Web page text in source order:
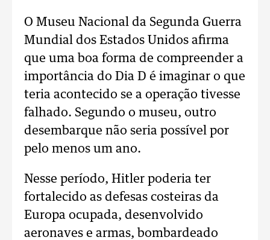
O Museu Nacional da Segunda Guerra
Mundial dos Estados Unidos afirma
que uma boa forma de compreender a
importância do Dia D é imaginar o que
teria acontecido se a operação tivesse
falhado. Segundo o museu, outro
desembarque não seria possível por
pelo menos um ano.
Nesse período, Hitler poderia ter
fortalecido as defesas costeiras da
Europa ocupada, desenvolvido
aeronaves e armas, bombardeado